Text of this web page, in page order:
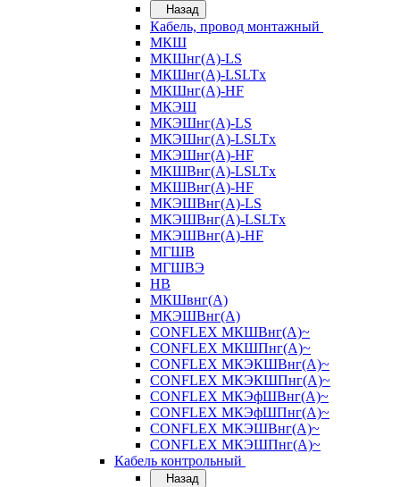
Назад
Кабель, провод монтажный
МКШ
МКШнг(А)-LS
МКШнг(А)-LSLTx
МКШнг(А)-HF
МКЭШ
МКЭШнг(А)-LS
МКЭШнг(А)-LSLTx
МКЭШнг(А)-HF
МКШВнг(A)-LSLTx
МКШВнг(А)-HF
МКЭШВнг(А)-LS
МКЭШВнг(A)-LSLTx
МКЭШВнг(А)-HF
МГШВ
МГШВЭ
НВ
МКШвнг(А)
МКЭШВнг(А)
CONFLEX МКШВнг(А)~
CONFLEX МКШПнг(А)~
CONFLEX МКЭКШВнг(А)~
CONFLEX МКЭКШПнг(А)~
CONFLEX МКЭфШВнг(А)~
CONFLEX МКЭфШПнг(А)~
CONFLEX МКЭШВнг(А)~
CONFLEX МКЭШПнг(А)~
Кабель контрольный
Назад